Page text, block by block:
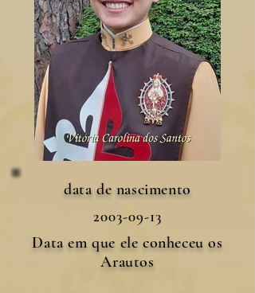
data de nascimento
2003-09-13
Data em que ele conheceu os
Arautos